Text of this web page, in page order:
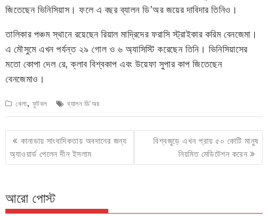
জিতেছেন ভিনিসিয়াস। ফলে এ বছর ব্যালন ডি’অর জয়ের দাবিদার তিনিও।
তালিকার পঞ্চম স্থানে রয়েছেন রিয়াল মাদ্রিদের ফরাসি স্ট্রাইকার করিম বেনজেমা।
এ মৌসুমে এখন পর্যন্ত ২৯ গোল ও ৬ অ্যাসিস্টি করেছেন তিনি। ভিনিসিয়াসের
মতো কোপা দেল রে, ক্লাব বিশ্বকাপ এবং উয়েফা সুপার কাপ জিতেছেন
বেনজেমাও।
খেলা, ফুটবল ব্যালন ডি’অর
Post
navigation
কানাডায় সাংবাদিকতায় অবদানের জন্য
অ্যাওয়ার্ড পেলেন দীন ইসলাম
বিশ্বজুড়ে এখন প্রায় ৫০ কোটি মানুষ
নিয়মিত মেডিটেশন করেন
আরো পোস্ট